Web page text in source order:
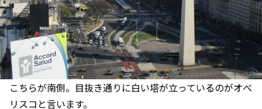
こちらが南側。目抜き通りに白い塔が立っているのがオべ
リスコと言います。